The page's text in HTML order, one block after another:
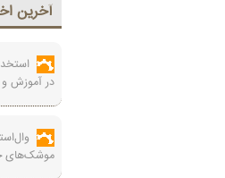
آخرين
در آموزش‌
موشک‌های